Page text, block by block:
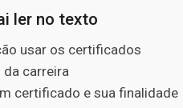
ler no texto
usar os certificados
da carreira
certificado e sua finalidade